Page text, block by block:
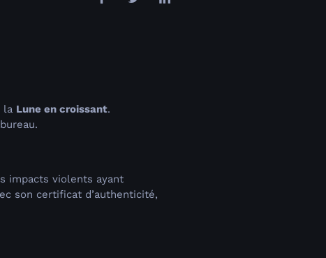
la Lune en croissant.
impacts violents ayant
son certificat d’authenticité,